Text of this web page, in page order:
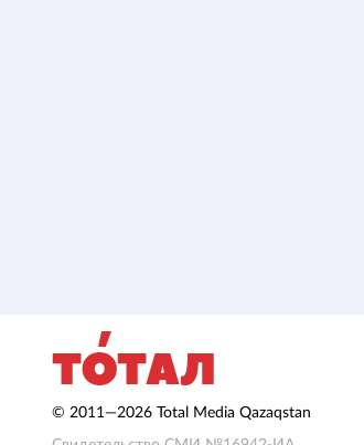
© 2011—2026 Total Media Qazaqstan